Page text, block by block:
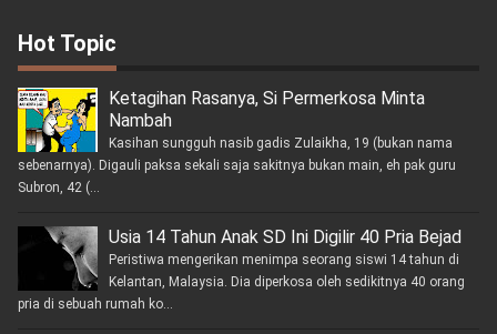
Hot Topic
Ketagihan Rasanya, Si Permerkosa Minta
Nambah
Kasihan sungguh nasib gadis Zulaikha, 19 (bukan nama
sebenarnya). Digauli paksa sekali saja sakitnya bukan main, eh pak guru
Subron, 42 (...
Usia 14 Tahun Anak SD Ini Digilir 40 Pria Bejad
Peristiwa mengerikan menimpa seorang siswi 14 tahun di
Kelantan, Malaysia. Dia diperkosa oleh sedikitnya 40 orang
pria di sebuah rumah ko...